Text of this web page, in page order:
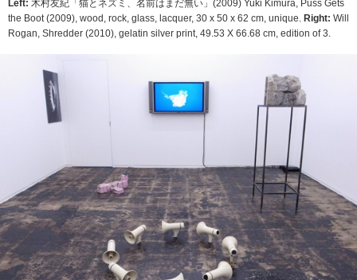
Left: 木村友紀「猫とネズミ、名前はまだ無い」(2009) Yuki Kimura, Puss Gets
the Boot (2009), wood, rock, glass, lacquer, 30 x 50 x 62 cm, unique. Right: Will
Rogan, Shredder (2010), gelatin silver print, 49.53 X 66.68 cm, edition of 3.